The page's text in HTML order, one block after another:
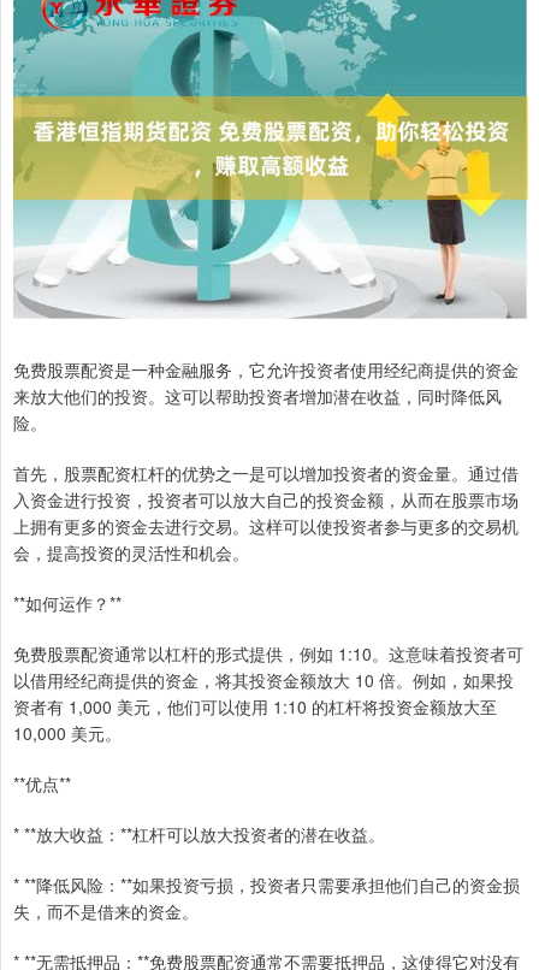
免费股票配资是一种金融服务，它允许投资者使用经纪商提供的资金
来放大他们的投资。这可以帮助投资者增加潜在收益，同时降低风
险。
首先，股票配资杠杆的优势之一是可以增加投资者的资金量。通过借
入资金进行投资，投资者可以放大自己的投资金额，从而在股票市场
上拥有更多的资金去进行交易。这样可以使投资者参与更多的交易机
会，提高投资的灵活性和机会。
**如何运作？**
免费股票配资通常以杠杆的形式提供，例如 1:10。这意味着投资者可
以借用经纪商提供的资金，将其投资金额放大 10 倍。例如，如果投
资者有 1,000 美元，他们可以使用 1:10 的杠杆将投资金额放大至
10,000 美元。
**优点**
* **放大收益：**杠杆可以放大投资者的潜在收益。
* **降低风险：**如果投资亏损，投资者只需要承担他们自己的资金损
失，而不是借来的资金。
* **无需抵押品：**免费股票配资通常不需要抵押品，这使得它对没有